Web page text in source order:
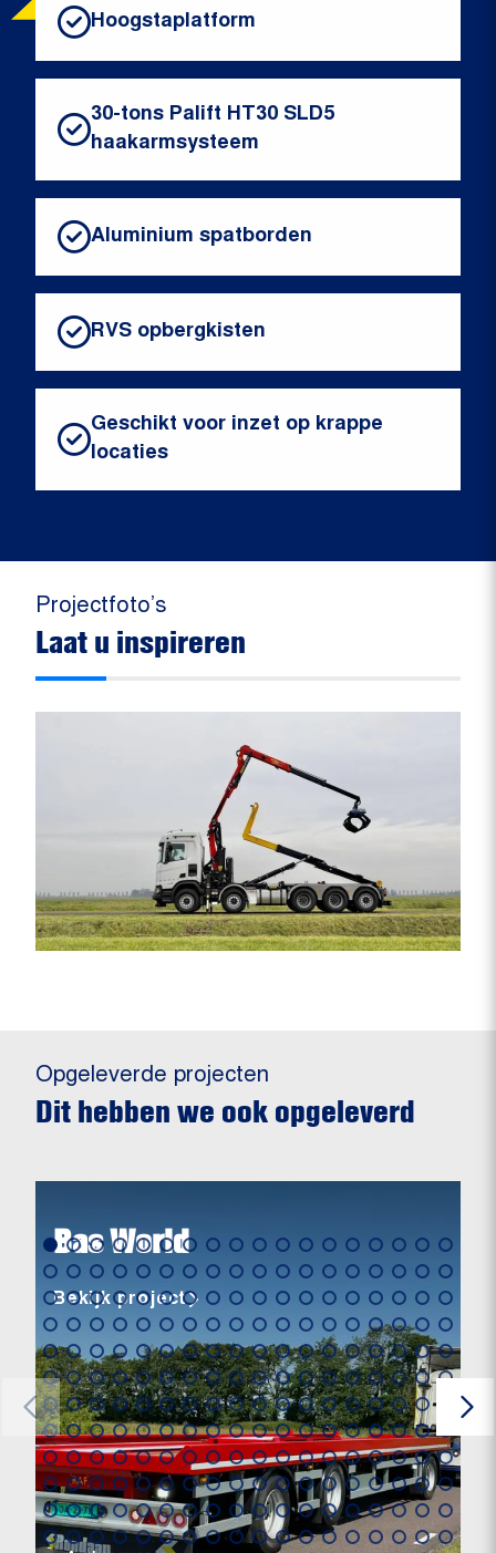
Hoogstaplatform
30-tons Palift HT30 SLD5
haakarmsysteem
Aluminium spatborden
RVS opbergkisten
Geschikt voor inzet op krappe
locaties
Projectfoto’s
Laat u inspireren
Opgeleverde projecten
Dit hebben we ook opgeleverd
Bas World
Bekijk project